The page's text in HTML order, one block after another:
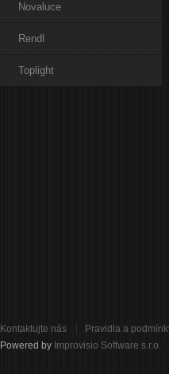
Novaluce
Rendl
Toplight
Kontaktujte nás Pravidla a
Powered by Improvisio Software s.r.o.